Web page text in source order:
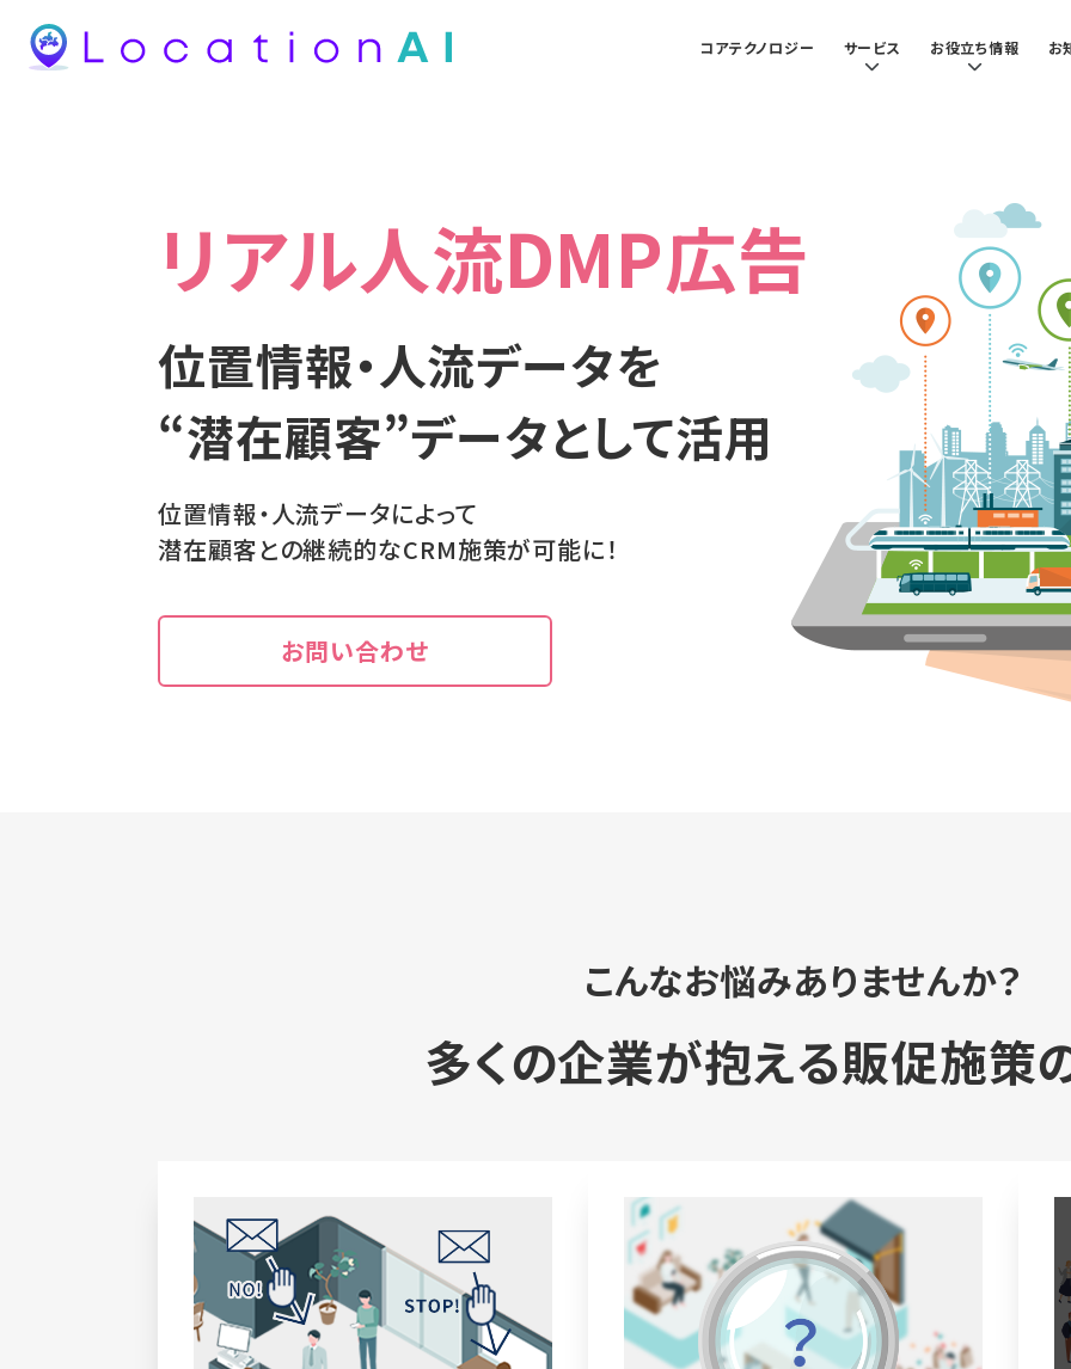
コアテクノロジー サービス お役立ち情報 お
リアル人流DMP広告
位置情報・人流データを
“潜在顧客”データとして活用
位置情報・人流データによって
潜在顧客との継続的なCRM施策が可能に！
お問い合わせ
こんなお悩みありませんか？
多くの企業が抱える販促施策